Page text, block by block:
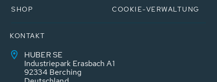
SHOP
COOKIE-VERWALTUNG
KONTAKT
HUBER SE
Industriepark Erasbach A1
92334 Berching